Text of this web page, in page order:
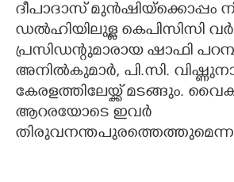
ദീപാദാസ് മുൻഷിയ്ക്കൊപ്പം
ഡൽഹിയിലുള്ള കെപിസിസി
പ്രസിഡന്റുമാരായ ഷാഫി
അനിൽകുമാർ, പി.സി.
കേരളത്തിലേയ്ക്ക് മടങ്ങും.
ആറരയോടെ ഇവർ